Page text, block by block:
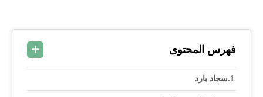
فهرس المحتوى
سجاد بارد